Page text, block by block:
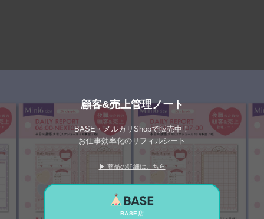
顧客&売上管理ノート
BASE・メルカリShopで販売中！
お仕事効率化のリフィルシート
▶ 商品の詳細はこちら
BASE店